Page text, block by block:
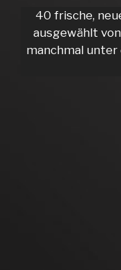
40 frische,
ausgewählt
manchmal